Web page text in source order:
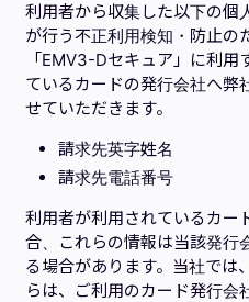
利用者から収集した以下の個
が行う不正利用検知・防止の
「EMV3-Dセキュア」に利
ているカードの発行会社へ弊
せていただきます。
請求先英字姓名
請求先電話番号
利用者が利用されているカー
合、これらの情報は当該発行
る場合があります。当社では
らは、ご利用のカード発行会